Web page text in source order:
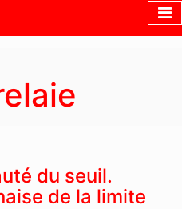
du seuil.
de la limite